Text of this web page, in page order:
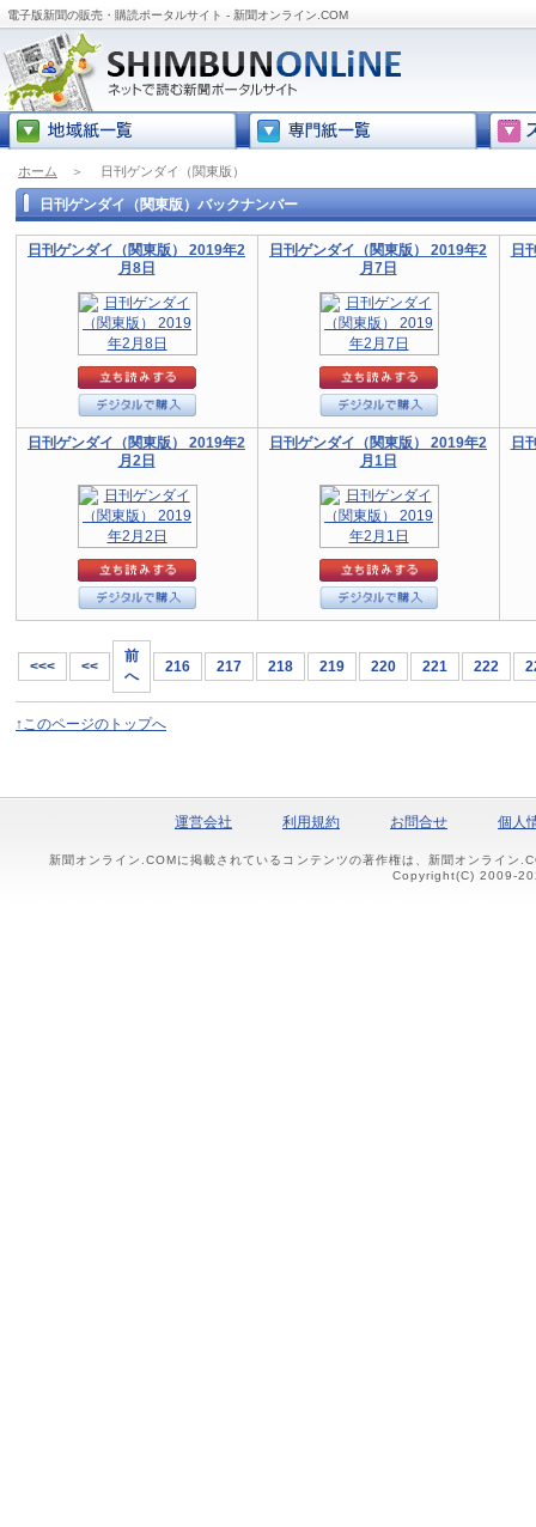
電子版新聞の販売・購読ポータルサイト - 新聞オンライン.COM
ホーム ＞ 日刊ゲンダイ（関東版）
日刊ゲンダイ（関東版）バックナンバー
日刊ゲンダイ（関東版） 2019年2
月8日
日刊ゲンダイ（関東版） 2019年2
月7日
日
日刊ゲンダイ（関東版） 2019年2
月2日
日刊ゲンダイ（関東版） 2019年2
月1日
日
<<< <<
前
へ
216 217 218 219 220 221 222
↑このページのトップへ
運営会社 利用規約 お問合せ 個人
新聞オンライン.COMに掲載されているコンテンツの著作権は、新聞オンライン
Copyright(C) 2009-